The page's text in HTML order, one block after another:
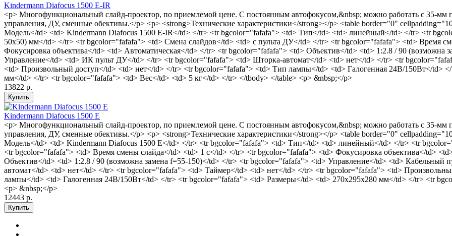
Kindermann Diafocus 1500 E-IR
<p> Многофункциональный слайд-проектор, по приемлемой цене. С постоянным автофокусом,&nbsp; можно работать с 35-мм
управления, ДУ, сменные обективы.</p> <p> <strong>Технические характеристики</strong></p> <table border="0"
Модель</td> <td> Kindermann Diafocus 1500 E-IR</td> </tr> <tr bgcolor="fafafa"> <td> Тип</td> <td> линейный</td> </tr> <tr
50х50) мм</td> </tr> <tr bgcolor="fafafa"> <td> Смена слайдов</td> <td> с пульта ДУ</td> </tr> <tr bgcolor="fafafa"> <td> Время
Фокусировка объектива</td> <td> Автоматическая</td> </tr> <tr bgcolor="fafafa"> <td> Объектив</td> <td> 1:2.8 / 90 (возможна
Управление</td> <td> ИК пульт ДУ</td> </tr> <tr bgcolor="fafafa"> <td> Шторка-автомат</td> <td> нет</td> </tr> <tr
<td> Произвольный доступ</td> <td> нет</td> </tr> <tr bgcolor="fafafa"> <td> Тип лампы</td> <td> Галогенная 24В/150Вт</td>
мм</td> </tr> <tr bgcolor="fafafa"> <td> Вес</td> <td> 5 кг</td> </tr> </tbody> </table> <p> &nbsp;</p>
13822 р.
Kindermann Diafocus 1500 E
<p> Многофункциональный слайд-проектор, по приемлемой цене. С постоянным автофокусом,&nbsp; можно работать с 35-мм
управления, ДУ, сменные обективы.</p> <p> <strong>Технические характеристики</strong></p> <table border="0"
Модель</td> <td> Kindermann Diafocus 1500 E</td> </tr> <tr bgcolor="fafafa"> <td> Тип</td> <td> линейный</td> </tr> <tr
<tr bgcolor="fafafa"> <td> Время смены слайда</td> <td> 1 c</td> </tr> <tr bgcolor="fafafa"> <td> Фокусировка объектива</td>
Объектив</td> <td> 1:2.8 / 90 (возможна замена f=55-150)</td> </tr> <tr bgcolor="fafafa"> <td> Управление</td> <td>
автомат</td> <td> нет</td> </tr> <tr bgcolor="fafafa"> <td> Таймер</td> <td> нет</td> </tr> <tr bgcolor="fafafa"> <td>
лампы</td> <td> Галогенная 24В/150Вт</td> </tr> <tr bgcolor="fafafa"> <td> Размеры</td> <td> 270x295x280 мм</td> </tr> <tr
<p> &nbsp;</p>
12443 р.